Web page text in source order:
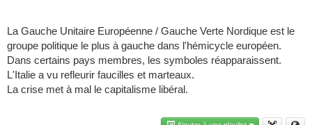
La Gauche Unitaire Européenne / Gauche Verte Nordique est le
groupe politique le plus à gauche dans l'hémicycle européen.
Dans certains pays membres, les symboles réapparaissent.
L'Italie a vu refleurir faucilles et marteaux.
La crise met à mal le capitalisme libéral.